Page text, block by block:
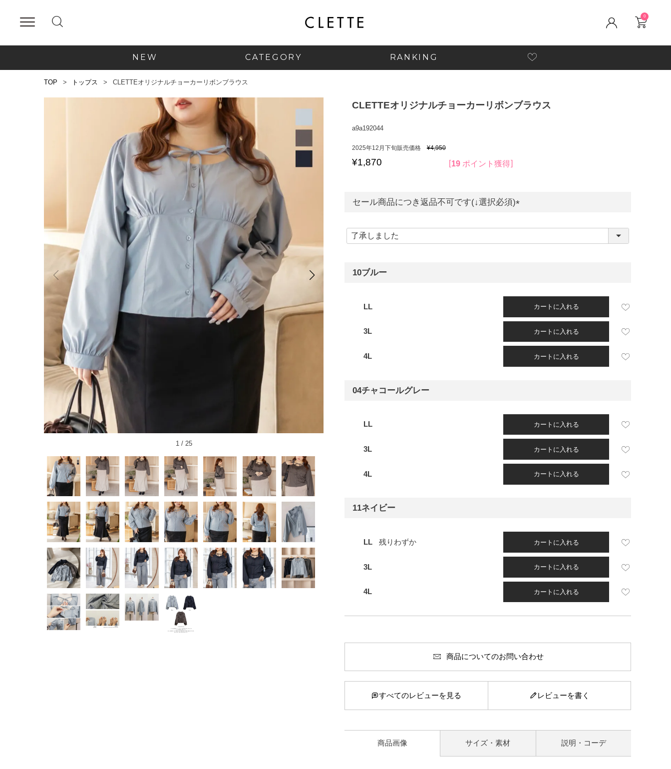
0
NEW CATEGORY RANKING
TOP トップス CLETTEオリジナルチョーカーリボンブラウス
1/ 25
CLETTEオリジナルチョーカーリボンブラウス
a9a192044
2025年12月下旬販売価格 ¥4,950
¥1,870 19 ポイント獲得
セール商品につき返品不可です(↓選択必須)
必
須
10ブルー
LL カートに入れる
3L カートに入れる
4L カートに入れる
04チャコールグレー
LL カートに入れる
3L カートに入れる
4L カートに入れる
11ネイビー
LL 残りわずか カートに入れる
3L カートに入れる
4L カートに入れる
商品についてのお問い合わせ
すべてのレビューを見る レビューを書く
商品画像 サイズ・素材 説明・コーデ